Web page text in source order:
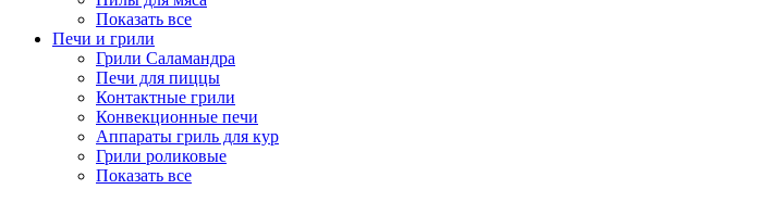
Показать все
Печи и грили
Грили Саламандра
Печи для пиццы
Контактные грили
Конвекционные печи
Аппараты гриль для кур
Грили роликовые
Показать все